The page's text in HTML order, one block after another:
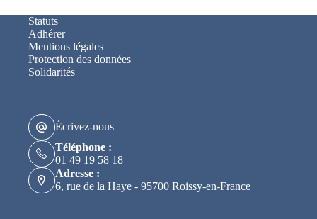
Statuts
Adhérer
Mentions légales
Protection des données
Solidarités
Écrivez-nous
Téléphone :
01 49 19 58 18
Adresse :
6, rue de la Haye - 95700 Roissy-en-France